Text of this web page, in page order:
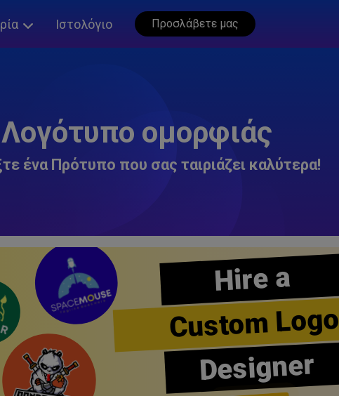
Ιστολόγιο Προσλάβετε μας
Λογότυπο ομορφιάς
ένα Πρότυπο που σας ταιριάζει καλύτερα!
Hire a
Custom Logo
Designer